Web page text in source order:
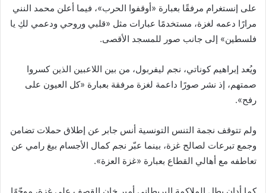
على إنستغرام مرفقًا بعبارة «أوقفوا الحرب»، فيما أعلن محمد النني
مرارًا دعمه لغزة، مستخدمًا عبارات مثل «قلبي وروحي ودعمي لكِ يا
فلسطين» إلى جانب صور للمسجد الأقصى.
ويُعد إبراهيم كوناتي، نجم ليفربول، من بين اللاعبين الذين كسروا
صمتهم، إذ نشر صورًا داعمة لغزة مرفقة بعبارة «كل العيون على
رفح».
ولم تتوقف نجمة التنس التونسية أنس جابر عن إطلاق حملات تضامن
وجمع تبرعات لصالح غزة، بينما عبّر نجم كمال الأجسام بيغ رامي عن
تعاطفه مع أهالي القطاع بعبارة «غزة العزة».